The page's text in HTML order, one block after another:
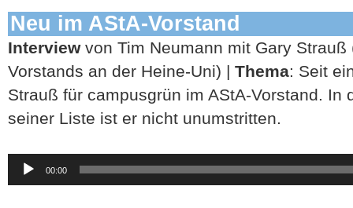
Neu im AStA-Vorstand
Interview von Tim Neumann mit Gary Strauß
Vorstands an der Heine-Uni) | Thema: Seit
Strauß für campusgrün im AStA-Vorstand. In
seiner Liste ist er nicht unumstritten.
Audio-
Player
00:00